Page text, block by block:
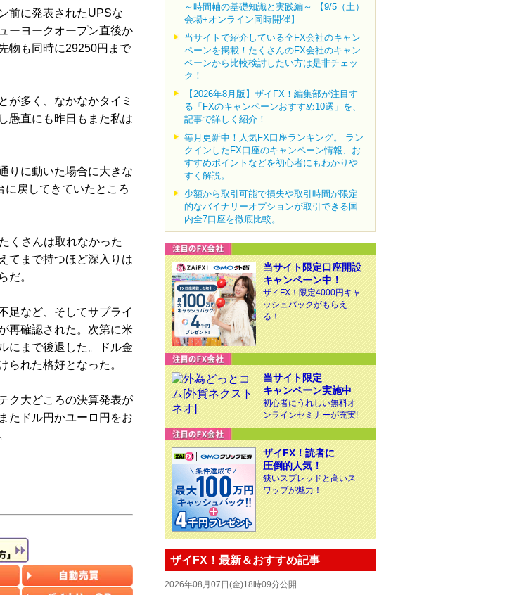
前に発表されたUPSな
ーヨークオープン直後か
物も同時に29250円まで
が多く、なかなかタイミ
愚直にも昨日もまた私は
りに動いた場合に大きな
戻してきていたところ
くさんは取れなかった
てまで持つほど深入りは
だ。
足など、そしてサプライ
再確認された。次第に米
にまで後退した。ドル金
られた格好となった。
ク大どころの決算発表が
たドル円かユーロ円をお
～時間軸の基礎知識と実践編～ 【9/5（土）
会場+オンライン同時開催】
当サイトで紹介している全FX会社のキャン
ペーンを掲載！たくさんのFX会社のキャン
ペーンから比較検討したい方は是非チェッ
ク！
【2026年8月版】ザイFX！編集部が注目す
る「FXのキャンペーンおすすめ10選」を、
記事で詳しく紹介！
毎月更新中！人気FX口座ランキング。 ラン
クインしたFX口座のキャンペーン情報、お
すすめポイントなどを初心者にもわかりや
すく解説。
少額から取引可能で損失や取引時間が限定
的なバイナリーオプションが取引できる国
内全7口座を徹底比較。
当サイト限定口座開設
キャンペーン中！
ザイFX！限定4000円キャ
ッシュバックがもらえ
る！
当サイト限定
キャンペーン実施中
初心者にうれしい無料オ
ンラインセミナーが充実!
ザイFX！読者に
圧倒的人気！
狭いスプレッドと高いス
ワップが魅力！
ザイFX！最新＆おすすめ記事
2026年08月07日(金)18時09分公開